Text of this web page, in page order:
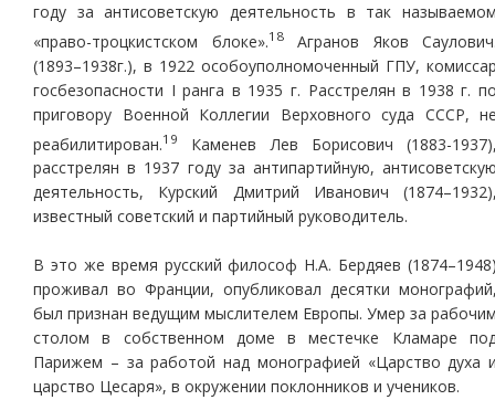
году за антисоветскую деятельность в так
«право-троцкистском блоке».18Агранов Яков
(1893–1938г.), в 1922 особоуполномоченный ГПУ,
госбезопасности I ранга в 1935 г. Расстрелян в 1938 г.
приговору Военной Коллегии Верховного суда СССР,
реабилитирован.19
Каменев Лев Борисович (1883-
расстрелян в 1937 году за антипартийную,
деятельность, Курский Дмитрий Иванович
известный советский и партийный руководитель.
В это же время русский философ Н.А. Бердяев
проживал во Франции, опубликовал десятки
был признан ведущим мыслителем Европы. Умер за
столом в собственном доме в местечке Кламаре
Парижем – за работой над монографией «Царство духа
царство Цесаря», в окружении поклонников и учеников.